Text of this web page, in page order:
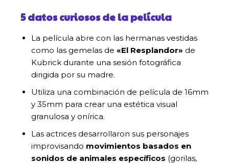
5 datos curiosos de la película
La película abre con las hermanas vestidas
como las gemelas de «El Resplandor» de
Kubrick durante una sesión fotográfica
dirigida por su madre.
Utiliza una combinación de película de 16mm
y 35mm para crear una estética visual
granulosa y onírica.
Las actrices desarrollaron sus personajes
improvisando movimientos basados en
sonidos de animales específicos (gorilas,